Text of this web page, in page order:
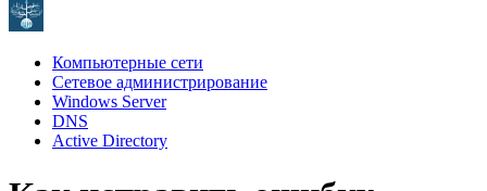
Компьютерные сети
Сетевое администрирование
Windows Server
DNS
Active Directory